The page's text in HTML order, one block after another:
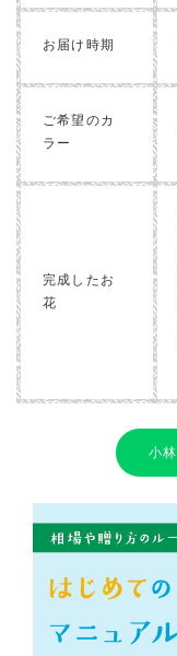
お届け時期
ご希望のカ
ラー
完成したお
花
小